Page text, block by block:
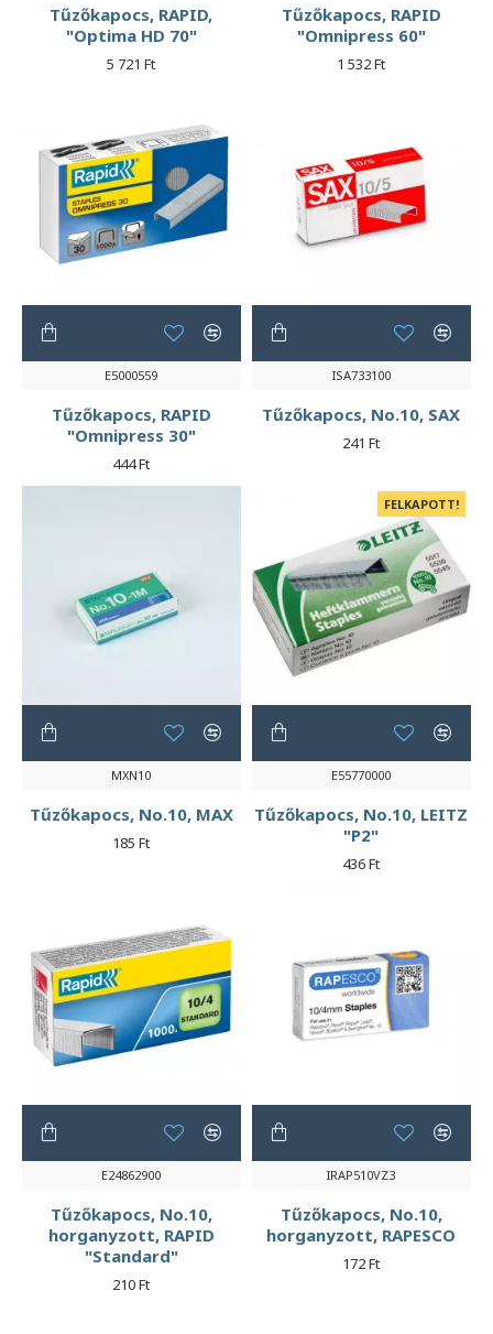
Tűzőkapocs, RAPID,
"Optima HD 70"
5 721 Ft
Tűzőkapocs, RAPID
"Omnipress 60"
1 532 Ft
E5000559
Tűzőkapocs, RAPID
"Omnipress 30"
444 Ft
ISA733100
Tűzőkapocs, No.10, SAX
241 Ft
MXN10
Tűzőkapocs, No.10, MAX
185 Ft
FELKAPOTT!
E55770000
Tűzőkapocs, No.10, LEITZ
"P2"
436 Ft
E24862900
Tűzőkapocs, No.10,
horganyzott, RAPID
"Standard"
210 Ft
IRAP510VZ3
Tűzőkapocs, No.10,
horganyzott, RAPESCO
172 Ft